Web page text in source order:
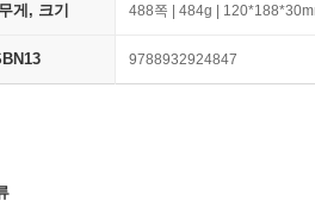
게, 크기 488쪽 | 484g |
9788932924847